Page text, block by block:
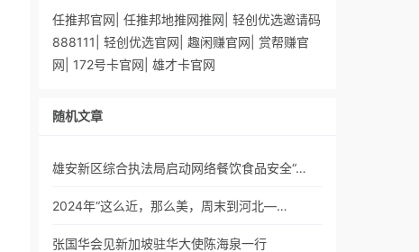
任推邦官网 任推邦地推网推网 轻创优选邀请码
888111
轻创优选官网 趣闲赚官网
赏帮赚官
网
172号卡官网 雄才卡官网
随机文章
雄安新区综合执法局启动网络餐饮食品安全“…
2024年“这么近，那么美，周末到河北—…
张国华会见新加坡驻华大使陈海泉一行